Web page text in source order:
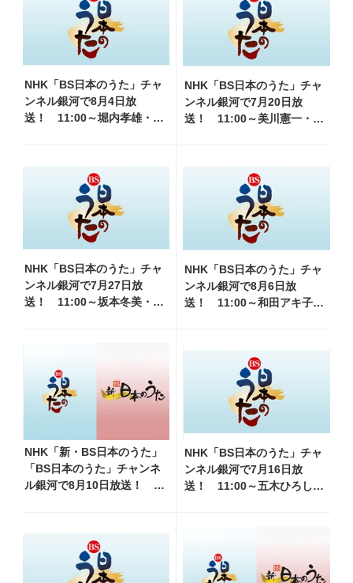
NHK「BS日本のうた」チャ
ンネル銀河で8月4日放
送！ 11:00～堀内孝雄・山
し・松原健之他登場！ 各
放送回の出演者・曲目情報
NHK「BS日本のうた」チャ
ンネル銀河で7月20日放
送！ 11:00～美川憲一・和
送回の出演者・曲目情報
NHK「BS日本のうた」チャ
ンネル銀河で7月27日放
送！ 11:00～坂本冬美・水
NHK「BS日本のうた」チャ
ンネル銀河で8月6日放
送！ 11:00～和田アキ子・
出演者・曲目情報
NHK「新・BS日本のうた」
「BS日本のうた」チャンネ
ル銀河で8月10日放送！
小椋佳・石川さゆり他登
場！ 各放送回の出演者・
NHK「BS日本のうた」チャ
ンネル銀河で7月16日放
送！ 11:00～五木ひろし・
者・曲目情報